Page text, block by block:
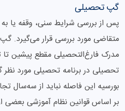
گپ تحصیلی
پس از بررسی شرایط سنی، وقفه یا
متقاضی مورد بررسی قرار می‌گیرد.
مدرک فارغ‌التحصیلی مقطع پیشین
تحصیلی در برنامه تحصیلی مورد
بورسیه این فاصله نباید از سه‌سال
بر اساس قوانین نظام آموزشی بعضی